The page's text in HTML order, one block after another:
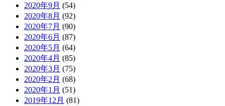
2020年9月 (54)
2020年8月 (92)
2020年7月 (90)
2020年6月 (87)
2020年5月 (64)
2020年4月 (85)
2020年3月 (75)
2020年2月 (68)
2020年1月 (51)
2019年12月 (81)